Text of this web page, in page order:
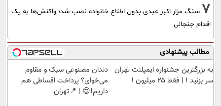
7 سنگ مزار اکبر عبدی بدون اطلاع خانواده نصب شد؛ واکنش‌ها به یک
اقدام جنجالی
مطالب پیشنهادی
به بزرگترین جشنواره ایمپلنت تهران
سر بزنید ! | فقط ۲۵ میلیون !
دندان مصنوعی سبک و مقاوم
می‌خوای؟ پرداخت اقساطی هم
داریم!😍 | 📍تهران